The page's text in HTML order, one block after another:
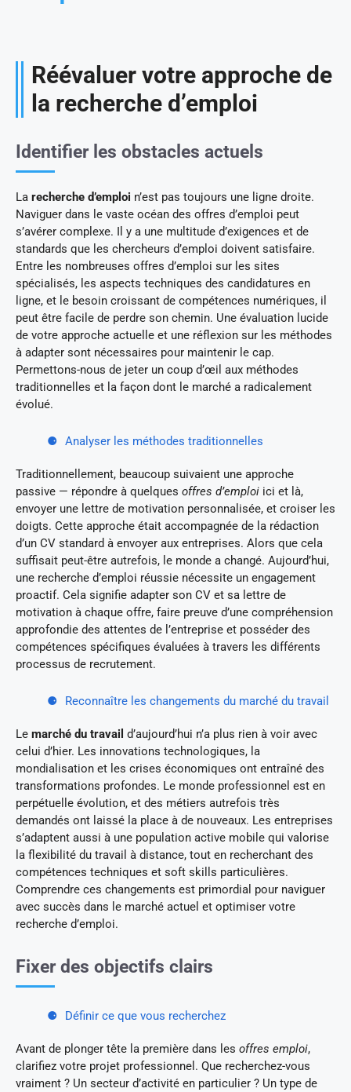
Réévaluer votre approche de
la recherche d’emploi
Identifier les obstacles actuels
La recherche d’emploi n’est pas toujours une ligne droite.
Naviguer dans le vaste océan des offres d’emploi peut
s’avérer complexe. Il y a une multitude d’exigences et de
standards que les chercheurs d’emploi doivent satisfaire.
Entre les nombreuses offres d’emploi sur les sites
spécialisés, les aspects techniques des candidatures en
ligne, et le besoin croissant de compétences numériques, il
peut être facile de perdre son chemin. Une évaluation lucide
de votre approche actuelle et une réflexion sur les méthodes
à adapter sont nécessaires pour maintenir le cap.
Permettons-nous de jeter un coup d’œil aux méthodes
traditionnelles et la façon dont le marché a radicalement
évolué.
Analyser les méthodes traditionnelles
Traditionnellement, beaucoup suivaient une approche
passive — répondre à quelques offres d’emploi ici et là,
envoyer une lettre de motivation personnalisée, et croiser les
doigts. Cette approche était accompagnée de la rédaction
d’un CV standard à envoyer aux entreprises. Alors que cela
suffisait peut-être autrefois, le monde a changé. Aujourd’hui,
une recherche d’emploi réussie nécessite un engagement
proactif. Cela signifie adapter son CV et sa lettre de
motivation à chaque offre, faire preuve d’une compréhension
approfondie des attentes de l’entreprise et posséder des
compétences spécifiques évaluées à travers les différents
processus de recrutement.
Reconnaître les changements du marché du travail
Le marché du travail d’aujourd’hui n’a plus rien à voir avec
celui d’hier. Les innovations technologiques, la
mondialisation et les crises économiques ont entraîné des
transformations profondes. Le monde professionnel est en
perpétuelle évolution, et des métiers autrefois très
demandés ont laissé la place à de nouveaux. Les entreprises
s’adaptent aussi à une population active mobile qui valorise
la flexibilité du travail à distance, tout en recherchant des
compétences techniques et soft skills particulières.
Comprendre ces changements est primordial pour naviguer
avec succès dans le marché actuel et optimiser votre
recherche d’emploi.
Fixer des objectifs clairs
Définir ce que vous recherchez
Avant de plonger tête la première dans les offres emploi,
clarifiez votre projet professionnel. Que recherchez-vous
vraiment ? Un secteur d’activité en particulier ? Un type de